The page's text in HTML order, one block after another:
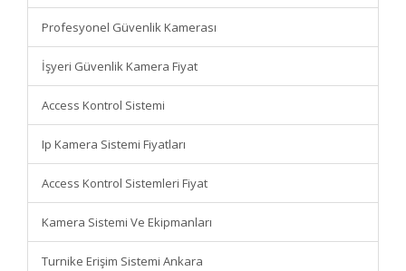
Profesyonel Güvenlik Kamerası
İşyeri Güvenlik Kamera Fiyat
Access Kontrol Sistemi
Ip Kamera Sistemi Fiyatları
Access Kontrol Sistemleri Fiyat
Kamera Sistemi Ve Ekipmanları
Turnike Erişim Sistemi Ankara